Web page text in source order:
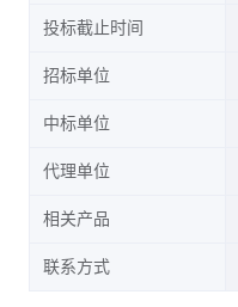
投标截止时间
招标单位
中标单位
代理单位
相关产品
联系方式